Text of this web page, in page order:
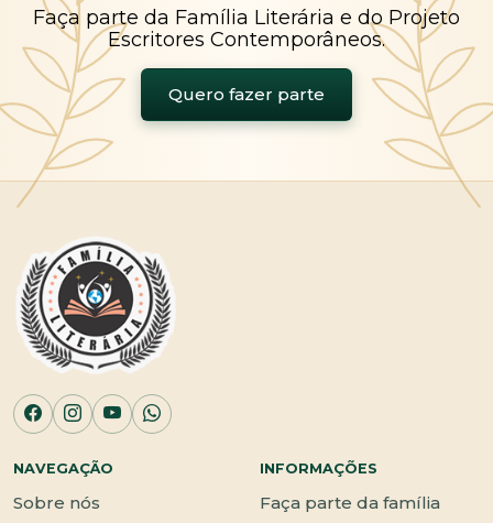
Faça parte da Família Literária e do Projeto
Escritores Contemporâneos.
Quero fazer parte
NAVEGAÇÃO
Sobre nós
INFORMAÇÕES
Faça parte da família